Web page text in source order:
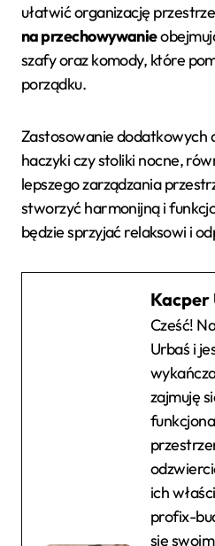
ułatwić organizację
na przechowywanie
szafy oraz komody, które
porządku.
Zastosowanie dodatkowych
haczyki czy stoliki nocne,
lepszego zarządzania
stworzyć harmonijną i
będzie sprzyjać relaksowi i
Kacper
Cześć! Nazywam się Kacper
Urbaś i
zajmuję
ich
profix-
się